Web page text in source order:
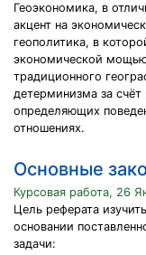
Геоэкономика, в
акцент на
геополитика, в
экономической
традиционного
детерминизма за
определяющих
отношениях.
Основные
Курсовая работа, 26
Цель реферата
основании
задачи: